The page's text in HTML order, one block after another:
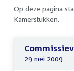
Op deze pagina
Kamerstukken.
29 mei 2009